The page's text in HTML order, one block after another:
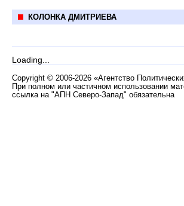
КОЛОНКА ДМИТРИЕВА
Loading...
Copyright © 2006-2026 «Агентство
При полном или частичном использовании
ссылка на "АПН Северо-Запад" обязательна